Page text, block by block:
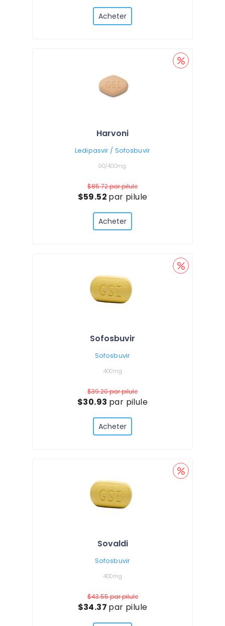
Acheter
Harvoni
Ledipasvir / Sofosbuvir
90/400mg
$85.72par pilule
$59.52 par pilule
Acheter
Sofosbuvir
Sofosbuvir
400mg
$39.20par pilule
$30.93 par pilule
Acheter
Sovaldi
Sofosbuvir
400mg
$43.55par pilule
$34.37 par pilule